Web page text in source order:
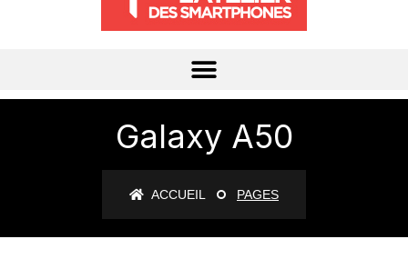
Galaxy A50
ACCUEIL PAGES